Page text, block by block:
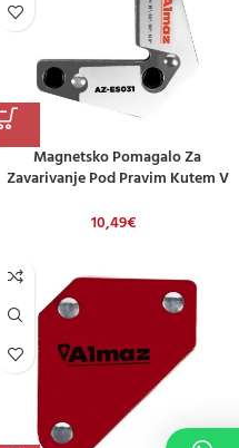
Magnetsko Pomagalo Za
Zavarivanje Pod Pravim Kutem V
10,49€